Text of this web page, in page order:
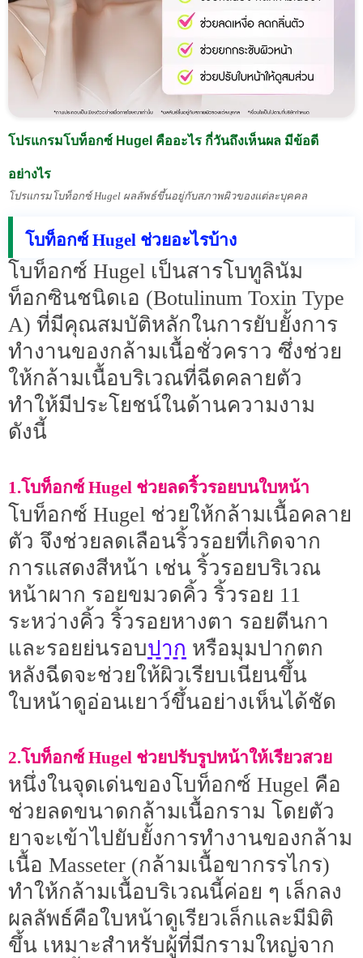
โปรแกรมโบท็อกซ์ Hugel คืออะไร กี่วันถึงเห็นผล มีข้อดี
อย่างไร
โปรแกรมโบท็อกซ์ Hugel ผลลัพธ์ขึ้นอยู่กับสภาพผิวของแต่ละบุคคล
โบท็อกซ์ Hugel ช่วยอะไรบ้าง
โบท็อกซ์ Hugel เป็นสารโบทูลินัม
ท็อกซินชนิดเอ (Botulinum Toxin Type
A) ที่มีคุณสมบัติหลักในการยับยั้งการ
ทำงานของกล้ามเนื้อชั่วคราว ซึ่งช่วย
ให้กล้ามเนื้อบริเวณที่ฉีดคลายตัว
ทำให้มีประโยชน์ในด้านความงาม
ดังนี้
1.โบท็อกซ์ Hugel ช่วยลดริ้วรอยบนใบหน้า
โบท็อกซ์ Hugel ช่วยให้กล้ามเนื้อคลาย
ตัว จึงช่วยลดเลือนริ้วรอยที่เกิดจาก
การแสดงสีหน้า เช่น ริ้วรอยบริเวณ
หน้าผาก รอยขมวดคิ้ว ริ้วรอย 11
ระหว่างคิ้ว ริ้วรอยหางตา รอยตีนกา
และรอยย่นรอบปาก หรือมุมปากตก
หลังฉีดจะช่วยให้ผิวเรียบเนียนขึ้น
ใบหน้าดูอ่อนเยาว์ขึ้นอย่างเห็นได้ชัด
2.โบท็อกซ์ Hugel ช่วยปรับรูปหน้าให้เรียวสวย
หนึ่งในจุดเด่นของโบท็อกซ์ Hugel คือ
ช่วยลดขนาดกล้ามเนื้อกราม โดยตัว
ยาจะเข้าไปยับยั้งการทำงานของกล้าม
เนื้อ Masseter (กล้ามเนื้อขากรรไกร)
ทำให้กล้ามเนื้อบริเวณนี้ค่อย ๆ เล็กลง
ผลลัพธ์คือใบหน้าดูเรียวเล็กและมีมิติ
ขึ้น เหมาะสำหรับผู้ที่มีกรามใหญ่จาก